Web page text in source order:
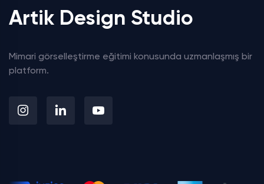
Artik Design Studio
Mimari görselleştirme eğitimi konusunda uzmanlaşmış bir
platform.